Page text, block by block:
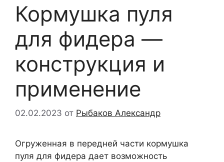
Кормушка пуля
для фидера —
конструкция и
применение
02.02.2023 от Рыбаков Александр
Огруженная в передней части кормушка
пуля для фидера дает возможность